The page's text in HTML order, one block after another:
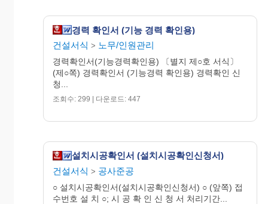
경력 확인서 (기능 경력 확인용)
건설서식 > 노무/인원관리
경력확인서(기능경력확인용) 〔별지 제○호 서식〕
(제○쪽) 경력확인서 (기능경력 확인용) 경력확인 신
청...
조회수: 299 | 다운로드: 447
설치시공확인서 (설치시공확인신청서)
건설서식 > 공사준공
○ 설치시공확인서(설치시공확인신청서) ○ (앞쪽) 접
수번호 설 치 ○; 시 공 확 인 신 청 서 처리기간...